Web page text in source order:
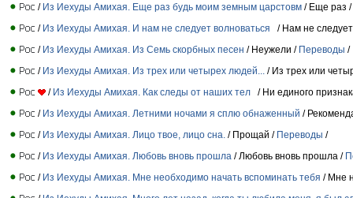
/ Из Иехуды Амихая. Еще раз будь моим земным царстовм / Еще раз /
/ Из Иехуды Амихая. И нам не следует волноваться
/ Нам не
/ Из Иехуды Амихая. Из Семь скорбных песен / Неужели / Переводы /
/ Из Иехуды Амихая. Из трех или четырех людей...
/ Из трех или
/ Из Иехуды Амихая. Как следы от наших тел
/ Ни единого
/ Из Иехуды Амихая. Летними ночами я сплю обнаженный /
/ Из Иехуды Амихая. Лицо твое, лицо сна. / Прощай / Переводы /
/ Из Иехуды Амихая. Любовь вновь прошла / Любовь вновь прошла /
/ Из Иехуды Амихая. Мне необходимо начать вспоминать тебя / Мне